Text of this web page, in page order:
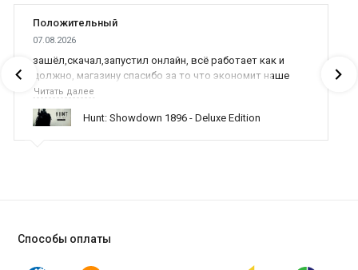
Положительный
07.08.2026
зашёл,скачал,запустил онлайн, всё работает как и
должно, магазину спасибо за то что экономит наше
время,нервы и деньги, ребята вы красава оказываете
поддержку населению и походу из всех только вы и
оказываете помощь
Читать далее
Hunt: Showdown 1896 - Deluxe Edition
Способы оплаты